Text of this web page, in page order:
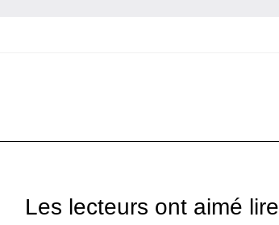
Les lecteurs ont aimé lire